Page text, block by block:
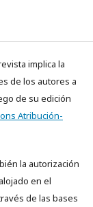
implica la
de los autores a
de su edición
Atribución-
la autorización
en el
de las bases